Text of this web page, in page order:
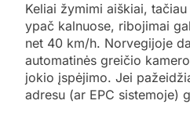
Keliai žymimi aiškiai,
ypač kalnuose, ribojimai
net 40 km/h. Norvegijoje
automatinės greičio
jokio įspėjimo. Jei
adresu (ar EPC sistemoje)